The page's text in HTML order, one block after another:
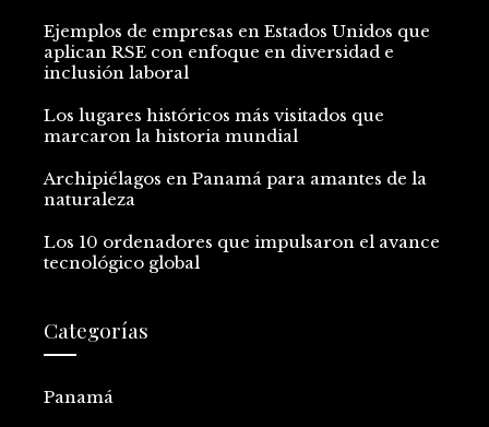
Ejemplos de empresas en Estados Unidos que
aplican RSE con enfoque en diversidad e
inclusión laboral
Los lugares históricos más visitados que
marcaron la historia mundial
Archipiélagos en Panamá para amantes de la
naturaleza
Los 10 ordenadores que impulsaron el avance
tecnológico global
Categorías
Panamá